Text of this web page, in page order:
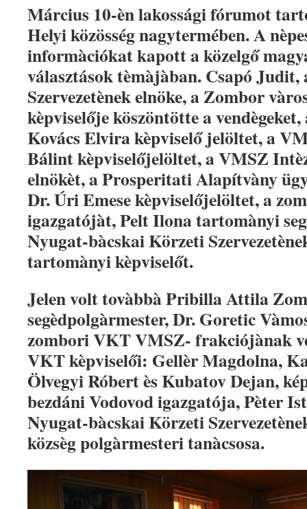
Március 10-èn lakossági fórumot
Helyi közösség nagytermében. A
informàciókat kapott a közelgő
választások tèmàjàban. Csapó
Szervezetènek elnöke, a Zombor
kèpviselője köszöntötte a
Kovács Elvira kèpviselő jelöltet, a
Bálint kèpviselőjelöltet, a VMSZ
elnökèt, a Prosperitati Alapítvàny
Dr. Úri Emese kèpviselőjelöltet, a
igazgatójàt, Pelt Ilona tartomànyi
Nyugat-bàcskai Körzeti
tartomànyi kèpviselőt.
Jelen volt tovàbbà Pribilla Attila
segèdpolgàrmester, Dr. Goretic
zombori VKT VMSZ- frakciójànak
VKT kèpviselői: Gellèr Magdolna,
Ölvegyi Róbert ès Kubatov Dejan,
bezdáni Vodovod igazgatója, Pèter
Nyugat-bàcskai Körzeti
közsèg polgàrmesteri tanàcsosa.